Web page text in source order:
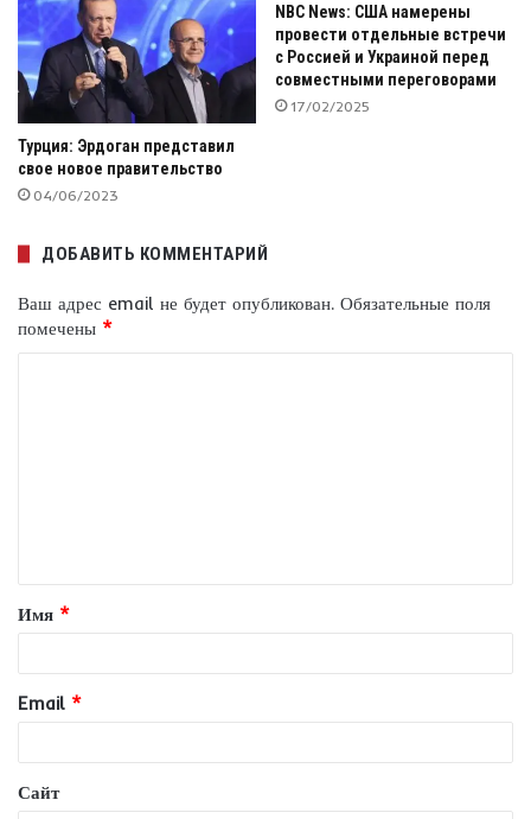
Турция: Эрдоган представил
свое новое правительство
04/06/2023
NBC News: США намерены
провести отдельные встречи
с Россией и Украиной перед
совместными переговорами
17/02/2025
ДОБАВИТЬ КОММЕНТАРИЙ
Ваш адрес email не будет опубликован. Обязательные поля
помечены *
т
а
и
й
*
Имя *
Email *
Сайт